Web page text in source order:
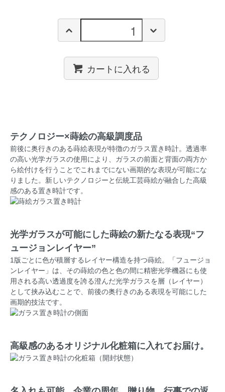
カートに入れる
テクノロジー×蒔絵の高級調度品
前後に奥行きのある蒔絵表現が特徴のガラス置き時計。透過率
の高い光学ガラスの使用により、ガラスの前面と背面の両方か
ら絵付けを行うことでこれまでにない画期的な表現が可能にな
りました。新しいテクノロジーと伝統工芸蒔絵が融合した高級
感のある置き時計です。
光学ガラスが可能にした蒔絵の新たなる表現“フ
ュージョンレイヤー”
1版ごとに色が積層するレイヤー構造を持つ蒔絵。「フュージョ
ンレイヤー」は、その蒔絵の色と色の間に精密光学機器にも使
用される高い透過度を誇る澄んだ光学ガラスを層（レイヤー）
として挟み込むことで、前後の奥行きのある表現を可能にした
画期的技法です。
高級感のあるオリジナル化粧箱に入れてお届け。